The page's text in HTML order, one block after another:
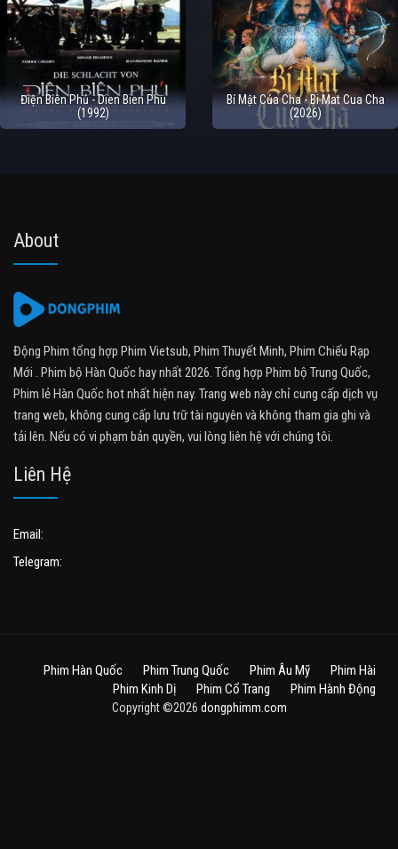
Điện Biên Phủ - Dien Bien Phu
(1992)
Bí Mật Của Cha - Bi Mat Cua Cha
(2026)
About
Động Phim tổng hợp Phim Vietsub, Phim Thuyết Minh, Phim Chiếu Rạp
Mới . Phim bộ Hàn Quốc hay nhất 2026. Tổng hợp Phim bộ Trung Quốc,
Phim lẻ Hàn Quốc hot nhất hiện nay. Trang web này chỉ cung cấp dịch vụ
trang web, không cung cấp lưu trữ tài nguyên và không tham gia ghi và
tải lên. Nếu có vi phạm bản quyền, vui lòng liên hệ với chúng tôi.
Liên Hệ
Email:
Telegram:
Phim Hàn Quốc Phim Trung Quốc Phim Âu Mỹ
Phim Hài
Phim Kinh Dị
Phim Cổ Trang Phim Hành Động
Copyright ©2026 dongphimm.com